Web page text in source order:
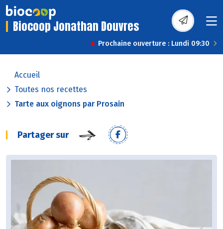
Biocoop Jonathan Douvres
Prochaine ouverture : Lundi 09:30
Accueil
Toutes nos recettes
Tarte aux oignons par Prosain
Partager sur